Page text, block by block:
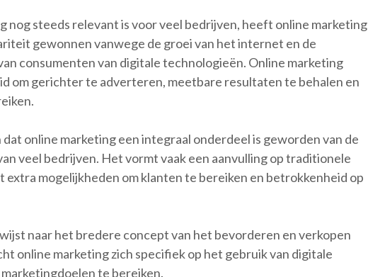
nog steeds relevant is voor veel bedrijven, heeft online marketing
gewonnen vanwege de groei van het internet en de
consumenten van digitale technologieën. Online marketing
om gerichter te adverteren, meetbare resultaten te behalen en
online marketing een integraal onderdeel is geworden van de
veel bedrijven. Het vormt vaak een aanvulling op traditionele
mogelijkheden om klanten te bereiken en betrokkenheid op
naar het bredere concept van het bevorderen en verkopen
online marketing zich specifiek op het gebruik van digitale
te bereiken.